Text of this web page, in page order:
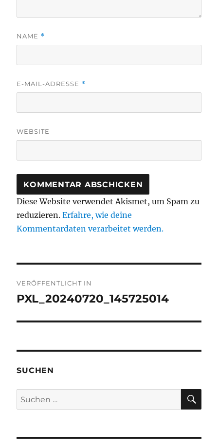
NAME *
E-MAIL-ADRESSE *
WEBSITE
Diese Website verwendet Akismet, um Spam zu
reduzieren.Erfahre, wie deine
Kommentardaten verarbeitet werden.
VERÖFFENTLICHT IN
PXL_20240720_145725014
SUCHEN
Suchen
nach: